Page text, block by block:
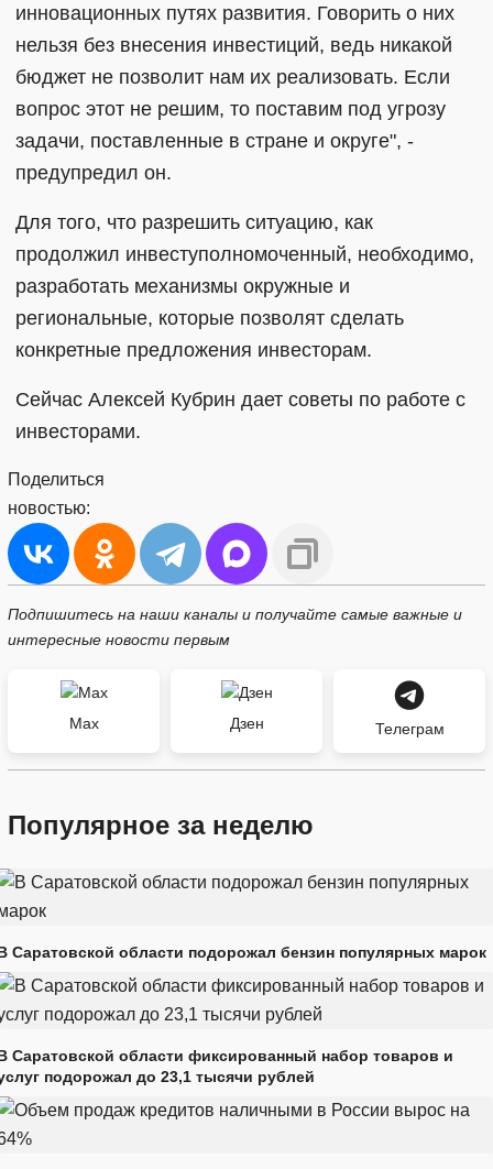
инновационных путях развития. Говорить о них
нельзя без внесения инвестиций, ведь никакой
бюджет не позволит нам их реализовать. Если
вопрос этот не решим, то поставим под угрозу
задачи, поставленные в стране и округе", -
предупредил он.
Для того, что разрешить ситуацию, как
продолжил инвеступолномоченный, необходимо,
разработать механизмы окружные и
региональные, которые позволят сделать
конкретные предложения инвесторам.
Сейчас Алексей Кубрин дает советы по работе с
инвесторами.
Поделиться
новостью:
Подпишитесь на наши каналы и получайте самые важные и
интересные новости первым
Max Дзен Телеграм
Популярное за неделю
Саратовской области подорожал бензин популярных марок
Саратовской области фиксированный набор товаров и
подорожал до 23,1 тысячи рублей